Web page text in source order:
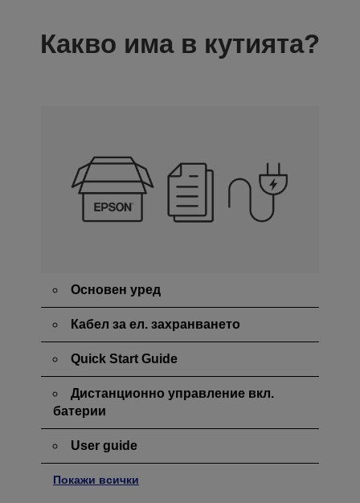
Какво има в кутията?
Основен уред
Кабел за ел. захранването
Quick Start Guide
Дистанционно управление вкл.
батерии
User guide
Покажи всички